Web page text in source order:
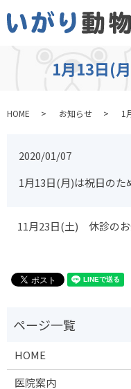
1月13日(
HOME お知らせ 1
2020/01/07
1月13日(月)は祝日のた
11月23日(土) 休診の
HOME
医院案内